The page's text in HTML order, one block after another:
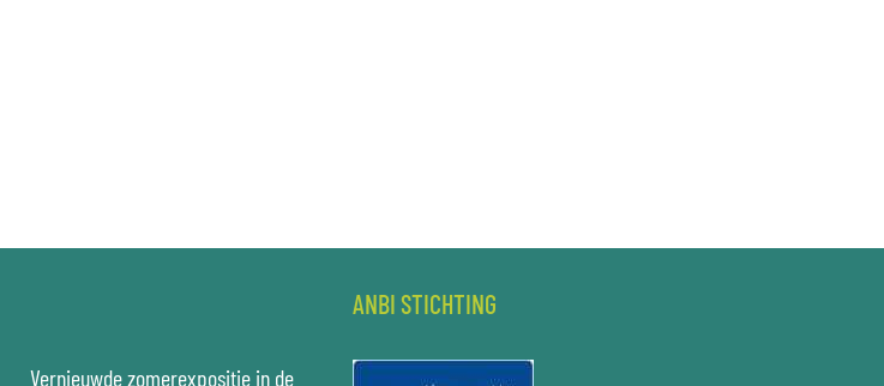
Vernieuwde zomerexpositie in de
ANBI STICHTING